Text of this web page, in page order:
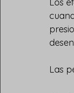
Las